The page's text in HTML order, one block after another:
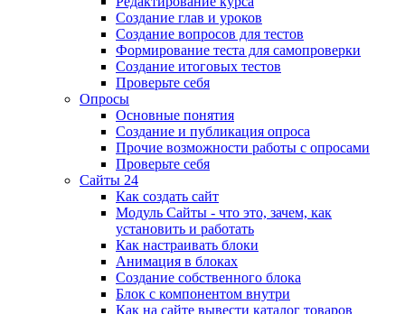
Создание глав и уроков
Создание вопросов для тестов
Формирование теста для самопроверки
Создание итоговых тестов
Проверьте себя
Опросы
Основные понятия
Создание и публикация опроса
Прочие возможности работы с опросами
Проверьте себя
Сайты 24
Как создать сайт
Модуль Сайты - что это, зачем, как
установить и работать
Как настраивать блоки
Анимация в блоках
Создание собственного блока
Блок с компонентом внутри
Как на сайте вывести каталог товаров